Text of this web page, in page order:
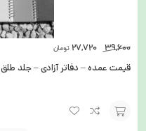
39,600
27,720 تومان
قیمت عمده – دفاتر آزادی – جلد طلق